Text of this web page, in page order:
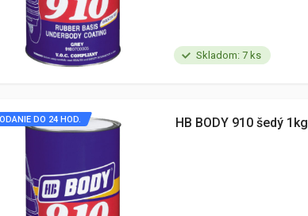
Skladom: 7 ks
DO 24 HOD. HB BODY 910 šedý 1kg